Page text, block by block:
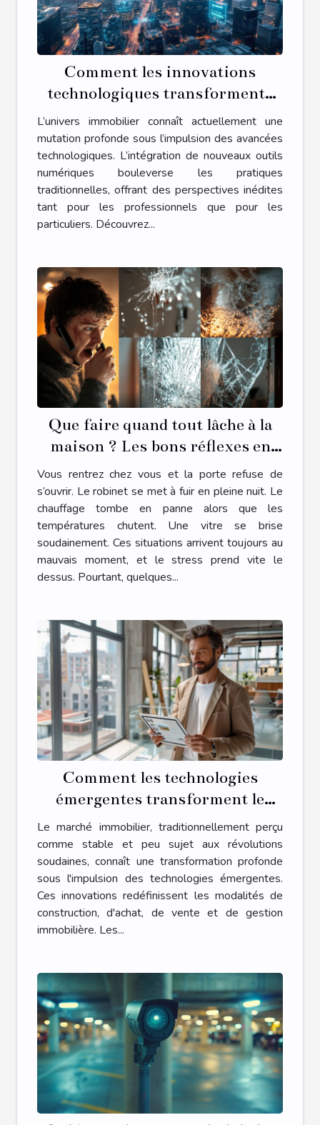
Comment les innovations
technologiques transforment-
elles le secteur immobilier ?
L’univers immobilier connaît actuellement une
mutation profonde sous l’impulsion des avancées
technologiques. L’intégration de nouveaux outils
numériques bouleverse les pratiques
traditionnelles, offrant des perspectives inédites
tant pour les professionnels que pour les
particuliers. Découvrez...
Que faire quand tout lâche à la
maison ? Les bons réflexes en
cas d’urgence plomberie,
serrurerie, chauffage ou vitrerie
Vous rentrez chez vous et la porte refuse de
s’ouvrir. Le robinet se met à fuir en pleine nuit. Le
chauffage tombe en panne alors que les
températures chutent. Une vitre se brise
soudainement. Ces situations arrivent toujours au
mauvais moment, et le stress prend vite le
dessus. Pourtant, quelques...
Comment les technologies
émergentes transforment le
marché immobilier
Le marché immobilier, traditionnellement perçu
comme stable et peu sujet aux révolutions
soudaines, connaît une transformation profonde
sous l'impulsion des technologies émergentes.
Ces innovations redéfinissent les modalités de
construction, d'achat, de vente et de gestion
immobilière. Les...